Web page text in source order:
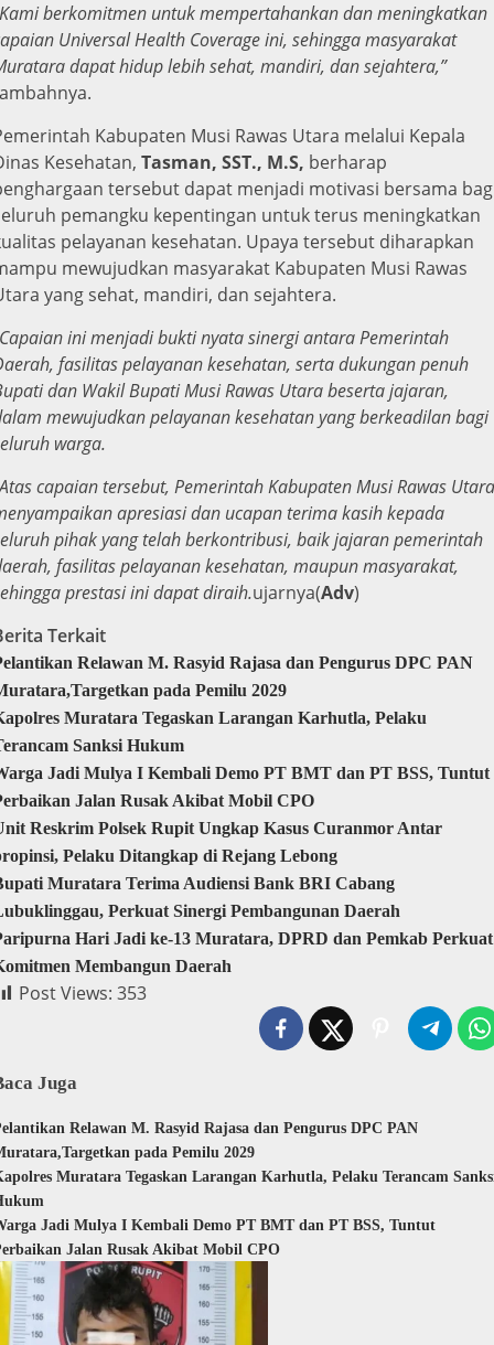
Kami berkomitmen untuk mempertahankan dan meningkatkan
Universal Health Coverage ini, sehingga masyarakat
dapat hidup lebih sehat, mandiri, dan sejahtera,”
Kabupaten Musi Rawas Utara melalui Kepala
Kesehatan, Tasman, SST., M.S, berharap
tersebut dapat menjadi motivasi bersama
pemangku kepentingan untuk terus meningkatkan
pelayanan kesehatan. Upaya tersebut diharapkan
mewujudkan masyarakat Kabupaten Musi Rawas
yang sehat, mandiri, dan sejahtera.
Capaian ini menjadi bukti nyata sinergi antara Pemerintah
fasilitas pelayanan kesehatan, serta dukungan penuh
dan Wakil Bupati Musi Rawas Utara beserta jajaran,
mewujudkan pelayanan kesehatan yang berkeadilan bagi
warga.
capaian tersebut, Pemerintah Kabupaten Musi Rawas Utara
apresiasi dan ucapan terima kasih kepada
pihak yang telah berkontribusi, baik jajaran pemerintah
fasilitas pelayanan kesehatan, maupun masyarakat,
prestasi ini dapat diraih.ujarnya(Adv)
Terkait
Relawan M. Rasyid Rajasa dan Pengurus DPC PAN
pada Pemilu 2029
Muratara Tegaskan Larangan Karhutla, Pelaku
Sanksi Hukum
Jadi Mulya I Kembali Demo PT BMT dan PT BSS, Tuntut
Jalan Rusak Akibat Mobil CPO
Reskrim Polsek Rupit Ungkap Kasus Curanmor Antar
Pelaku Ditangkap di Rejang Lebong
Muratara Terima Audiensi Bank BRI Cabang
Perkuat Sinergi Pembangunan Daerah
Hari Jadi ke-13 Muratara, DPRD dan Pemkab Perkuat
Membangun Daerah
Post Views: 353
Juga
Relawan M. Rasyid Rajasa dan Pengurus DPC PAN
pada Pemilu 2029
Muratara Tegaskan Larangan Karhutla, Pelaku Terancam
Jadi Mulya I Kembali Demo PT BMT dan PT BSS, Tuntut
Jalan Rusak Akibat Mobil CPO